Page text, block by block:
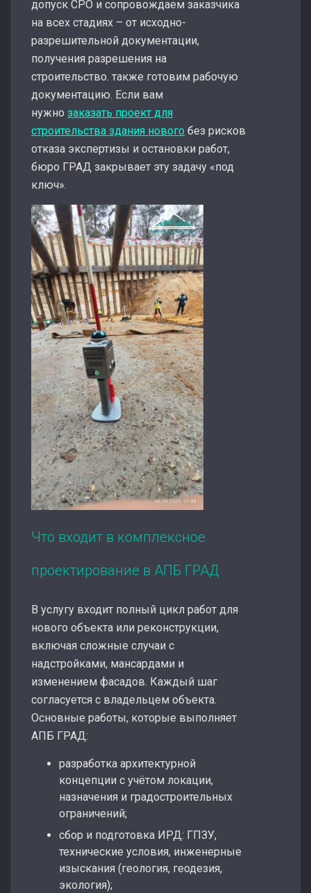
допуск СРО и сопровождаем заказчика
на всех стадиях – от исходно-
разрешительной документации,
получения разрешения на
строительство. также готовим рабочую
документацию. Если вам
нужно заказать проект для
строительства здания нового без рисков
отказа экспертизы и остановки работ,
бюро ГРАД закрывает эту задачу «под
ключ».
Что входит в комплексное
проектирование в АПБ ГРАД
В услугу входит полный цикл работ для
нового объекта или реконструкции,
включая сложные случаи с
надстройками, мансардами и
изменением фасадов. Каждый шаг
согласуется с владельцем объекта.
Основные работы, которые выполняет
АПБ ГРАД:
разработка архитектурной
концепции с учётом локации,
назначения и градостроительных
ограничений;
сбор и подготовка ИРД: ГПЗУ,
технические условия, инженерные
изыскания (геология, геодезия,
экология);